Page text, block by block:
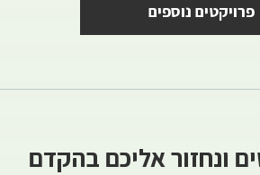
פרויקטים נוספים
ונחזור אליכם בהקדם